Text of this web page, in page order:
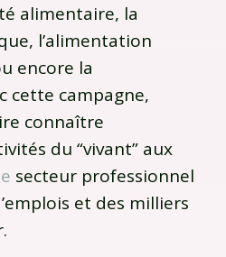
alimentaire, la
l’alimentation
encore la
cette campagne,
connaître
du “vivant” aux
secteur professionnel
et des milliers